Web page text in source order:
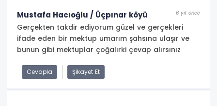
Mustafa Hacıoğlu / Üçpınar köyü 6 yıl önce
Gerçekten takdir ediyorum güzel ve gerçekleri
ifade eden bir mektup umarım şahsına ulaşır ve
bunun gibi mektuplar çoğalırki çevap alırsınız
Cevapla Şikayet Et